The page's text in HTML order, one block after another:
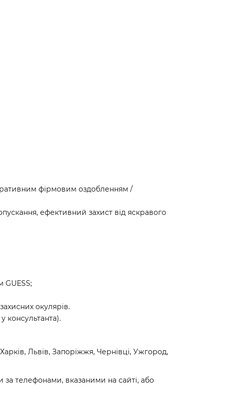
фірмовим оздобленням /
ефективний захист від яскравого
GUESS;
окулярів.
консультанта).
Львів, Запоріжжя, Чернівці, Ужгород,
телефонами, вказаними на сайті, або